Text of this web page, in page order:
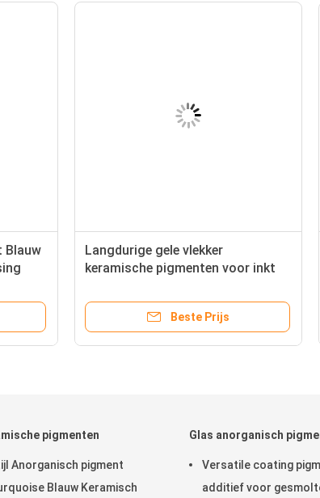
Blauw
Langdurige gele vlekker
keramische pigmenten voor inkt
Beste Prijs
pigmenten
Anorganisch pigment
Blauw Keramisch
Glas anorganisch
Versatile coating
additief voor